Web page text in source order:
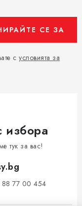
с условията за
СЕ ЗА
избора
тук за вас!
77 00 454